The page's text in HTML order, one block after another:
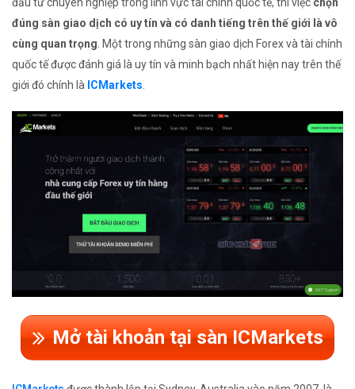
đúng sàn giao dịch có uy tín và có danh tiếng trên thế giới là vô
cùng quan trọng . Một trong những sàn giao dịch Forex và tài chính
quốc tế được đánh giá là uy tín và minh bạch nhất hiện nay trên thế
giới đó chính là ICMarkets
Mở tài khoản tại sàn ICMarkets